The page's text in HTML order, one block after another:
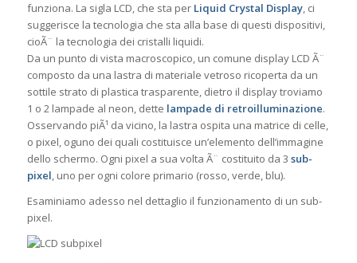
funziona. La sigla LCD, che sta per Liquid Crystal Display, ci
suggerisce la tecnologia che sta alla base di questi dispositivi,
cioÃ¨ la tecnologia dei cristalli liquidi.
Da un punto di vista macroscopico, un comune display LCD Ã¨
composto da una lastra di materiale vetroso ricoperta da un
sottile strato di plastica trasparente, dietro il display troviamo
1 o 2 lampade al neon, dette lampade di retroilluminazione.
Osservando piÃ¹ da vicino, la lastra ospita una matrice di celle,
o pixel, oguno dei quali costituisce un’elemento dell’immagine
dello schermo. Ogni pixel a sua volta Ã¨ costituito da 3 sub-
pixel, uno per ogni colore primario (rosso, verde, blu).
Esaminiamo adesso nel dettaglio il funzionamento di un sub-
pixel.